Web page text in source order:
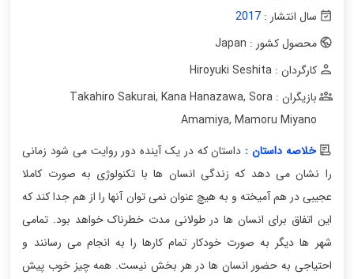
سال انتشار :2017
محصول کشور : Japan
کارگردان : Hiroyuki Seshita
بازیگران : Takahiro Sakurai
, Kana Hanazawa, Sora
Amamiya, Mamoru Miyano
خلاصه داستان : داستان که در یک آینده دور روایت می شود زمانی
را نشان می دهد که زندگی انسان ها با تکنولوژی به صورت کاملا
عجیبی در هم آمیخته و به هیچ عنوان نمی توان آنها را از هم جدا کند که
این اتفاق برای انسان ها در طولانی مدت خطرناک خواهد بود. تمامی
شهر ها دیگر به صورت خودکار تمام کارها را به انجام می رسانند و
احتیاجی به حضور انسان ها در هر بخش نیست. همه چیز خوب پیش